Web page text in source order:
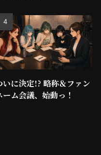
いに決定!? 略称＆ファン
ーム会議、始動っ！